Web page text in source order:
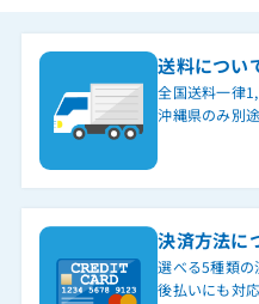
送料につい
全国送料一律
沖縄県のみ別
決済方法に
選べる5種類の
後払いにも対